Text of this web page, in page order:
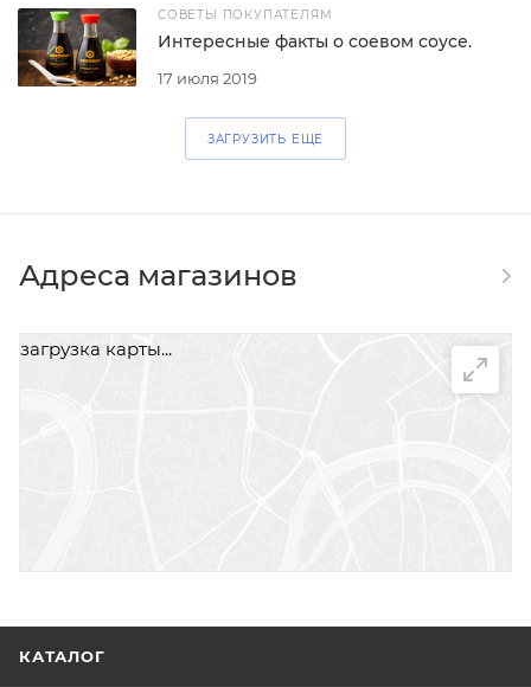
СОВЕТЫ ПОКУПАТЕЛЯМ
17 июля 2019
Интересные факты о соевом соусе.
ЗАГРУЗИТЬ ЕЩЕ
Адреса магазинов
загрузка карты...
КАТАЛОГ